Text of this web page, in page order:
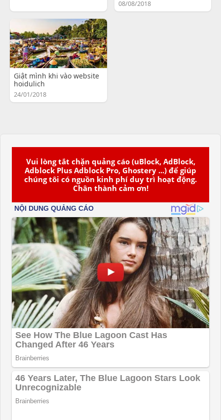
Vui lòng tắt chặn quảng cáo (uBlock, AdBlock,
Adblock Plus Adblock Pro, Ghostery ...) để giúp
chúng tôi có nguồn kinh phí duy trì hoạt động.
Chân thành cảm ơn!
08/08/2018
Giật mình khi vào website
hoidulich
24/01/2018